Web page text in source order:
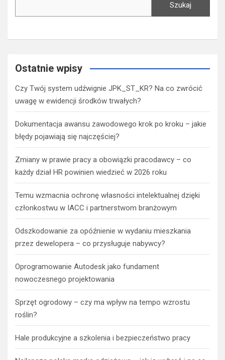
Szukaj
Ostatnie wpisy
Czy Twój system udźwignie JPK_ST_KR? Na co zwrócić
uwagę w ewidencji środków trwałych?
Dokumentacja awansu zawodowego krok po kroku – jakie
błędy pojawiają się najczęściej?
Zmiany w prawie pracy a obowiązki pracodawcy – co
każdy dział HR powinien wiedzieć w 2026 roku
Temu wzmacnia ochronę własności intelektualnej dzięki
członkostwu w IACC i partnerstwom branżowym
Odszkodowanie za opóźnienie w wydaniu mieszkania
przez dewelopera – co przysługuje nabywcy?
Oprogramowanie Autodesk jako fundament
nowoczesnego projektowania
Sprzęt ogrodowy – czy ma wpływ na tempo wzrostu
roślin?
Hale produkcyjne a szkolenia i bezpieczeństwo pracy